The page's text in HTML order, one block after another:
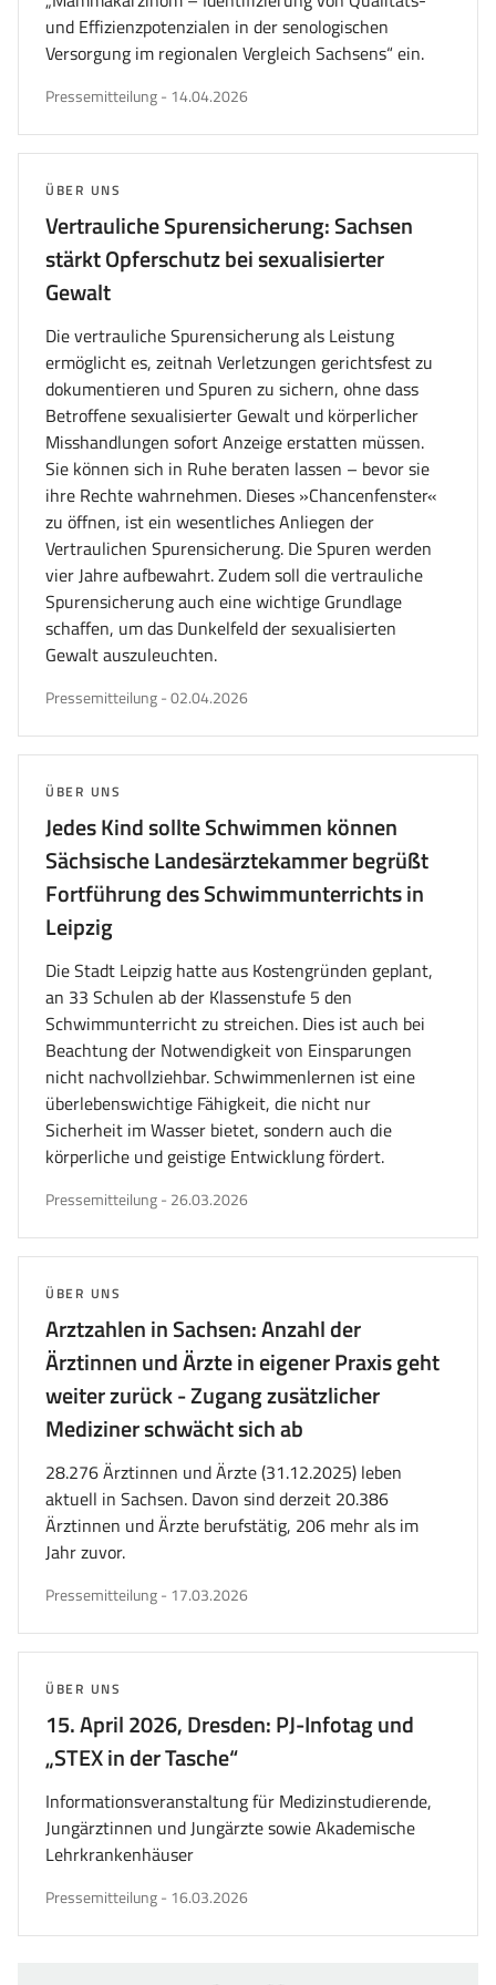
und Effizienzpotenzialen in der senologischen
Versorgung im regionalen Vergleich Sachsens“ ein.
Pressemitteilungveröffentlicht
- 14.04.2026
Vertrauliche Spurensicherung: Sachsen
stärkt Opferschutz bei sexualisierter
Gewalt
THEMA:
ÜBER UNS
Die vertrauliche Spurensicherung als Leistung
ermöglicht es, zeitnah Verletzungen gerichtsfest zu
dokumentieren und Spuren zu sichern, ohne dass
Betroffene sexualisierter Gewalt und körperlicher
Misshandlungen sofort Anzeige erstatten müssen.
Sie können sich in Ruhe beraten lassen – bevor sie
ihre Rechte wahrnehmen. Dieses »Chancenfenster«
zu öffnen, ist ein wesentliches Anliegen der
Vertraulichen Spurensicherung. Die Spuren werden
vier Jahre aufbewahrt. Zudem soll die vertrauliche
Spurensicherung auch eine wichtige Grundlage
schaffen, um das Dunkelfeld der sexualisierten
Gewalt auszuleuchten.
Pressemitteilungveröffentlicht
-02.04.2026
Jedes Kind sollte Schwimmen können
Sächsische Landesärztekammer begrüßt
Fortführung des Schwimmunterrichts in
Leipzig
THEMA:
ÜBER UNS
Die Stadt Leipzig hatte aus Kostengründen geplant,
an 33 Schulen ab der Klassenstufe 5 den
Schwimmunterricht zu streichen. Dies ist auch bei
Beachtung der Notwendigkeit von Einsparungen
nicht nachvollziehbar. Schwimmenlernen ist eine
überlebenswichtige Fähigkeit, die nicht nur
Sicherheit im Wasser bietet, sondern auch die
körperliche und geistige Entwicklung fördert.
Pressemitteilungveröffentlicht
- 26.03.2026
Arztzahlen in Sachsen: Anzahl der
Ärztinnen und Ärzte in eigener Praxis geht
weiter zurück - Zugang zusätzlicher
Mediziner schwächt sich ab
THEMA:
ÜBER UNS
28.276 Ärztinnen und Ärzte (31.12.2025) leben
aktuell in Sachsen. Davon sind derzeit 20.386
Ärztinnen und Ärzte berufstätig, 206 mehr als im
Jahr zuvor.
Pressemitteilungveröffentlicht
- 17.03.2026
15. April 2026, Dresden: PJ-Infotag und
„STEX in der Tasche“
THEMA:
ÜBER UNS
Informationsveranstaltung für Medizinstudierende,
Jungärztinnen und Jungärzte sowie Akademische
Lehrkrankenhäuser
Pressemitteilungveröffentlicht
- 16.03.2026